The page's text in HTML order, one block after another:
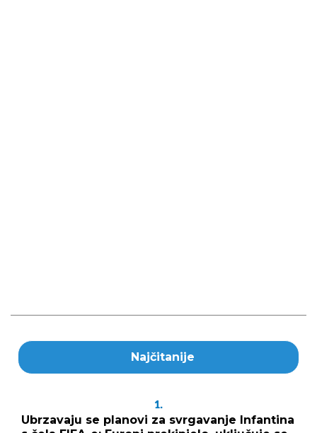
Najčitanije
1.
Ubrzavaju se planovi za svrgavanje Infantina